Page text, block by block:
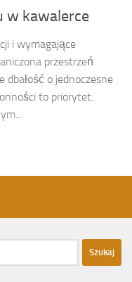
w kawalerce
i wymagające
przestrzeń
dbałość o jednoczesne
to priorytet.